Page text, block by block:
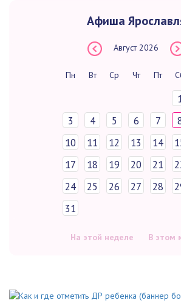
Афиша
Август 2026
Пн Вт Ср Чт Пт
3
4 5 6 7
10
11 12 13 14
17
18 19 20 21
24
25 26 27 28
31
На этой неделе В этом